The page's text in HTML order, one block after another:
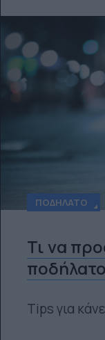
ΠΟΔΉΛΑΤΟ
Τι να
Tips για